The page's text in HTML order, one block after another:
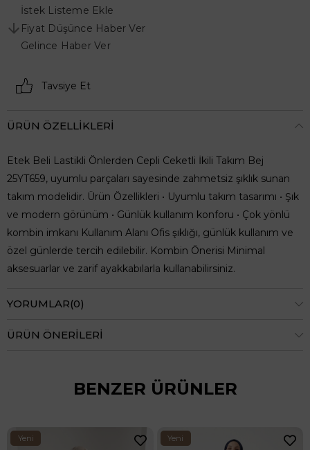
İstek Listeme Ekle
Fiyat Düşünce Haber Ver
Gelince Haber Ver
Tavsiye Et
ÜRÜN ÖZELLIKLERI
Etek Beli Lastikli Önlerden Cepli Ceketli İkili Takım Bej
25YT659, uyumlu parçaları sayesinde zahmetsiz şıklık sunan
takım modelidir. Ürün Özellikleri • Uyumlu takım tasarımı • Şık
ve modern görünüm • Günlük kullanım konforu • Çok yönlü
kombin imkanı Kullanım Alanı Ofis şıklığı, günlük kullanım ve
özel günlerde tercih edilebilir. Kombin Önerisi Minimal
aksesuarlar ve zarif ayakkabılarla kullanabilirsiniz.
YORUMLAR(0)
ÜRÜN ÖNERILERI
BENZER ÜRÜNLER
Yeni
24
Yeni